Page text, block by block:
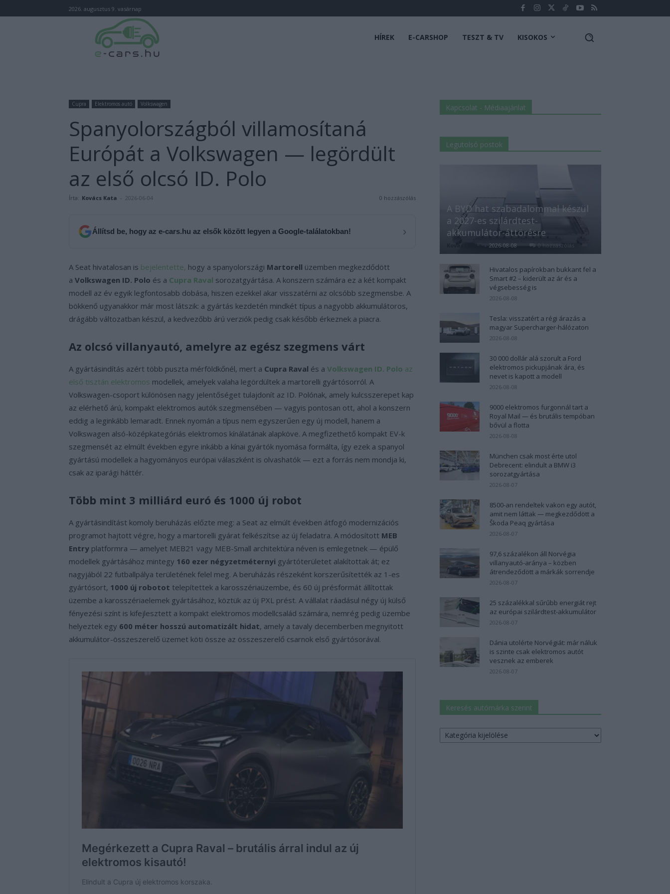
2026. augusztus 9. vasárnap
HÍREK E-CARSHOP TESZT & TV KISOKOS
Cupra Elektromos autó Volkswagen
Spanyolországból villamosítaná
Európát a Volkswagen — legördült
az első olcsó ID. Polo
Írta: Kovács Kata - 2026-06-04 0 hozzászólás
Állítsd be, hogy az e-cars.hu az elsők között legyen a Google-találatokban! ›
A Seat hivatalosan is bejelentette, hogy a spanyolországi Martorell üzemben megkezdődött
a Volkswagen ID. Polo és a Cupra Raval sorozatgyártása. A konszern számára ez a két kompakt
modell az év egyik legfontosabb dobása, hiszen ezekkel akar visszatérni az olcsóbb szegmensbe. A
bökkenő ugyanakkor már most látszik: a gyártás kezdetén mindkét típus a nagyobb akkumulátoros,
drágább változatban készül, a kedvezőbb árú verziók pedig csak később érkeznek a piacra.
Az olcsó villanyautó, amelyre az egész szegmens várt
A gyártásindítás azért több puszta mérföldkőnél, mert a Cupra Raval és a Volkswagen ID. Polo az
első tisztán elektromos modellek, amelyek valaha legördültek a martorelli gyártósorról. A
Volkswagen-csoport különösen nagy jelentőséget tulajdonít az ID. Polónak, amely kulcsszerepet kap
az elérhető árú, kompakt elektromos autók szegmensében — vagyis pontosan ott, ahol a konszern
eddig a leginkább lemaradt. Ennek nyomán a típus nem egyszerűen egy új modell, hanem a
Volkswagen alsó-középkategóriás elektromos kínálatának alapköve. A megfizethető kompakt EV-k
szegmensét az elmúlt években egyre inkább a kínai gyártók nyomása formálta, így ezek a spanyol
gyártású modellek a hagyományos európai válaszként is olvashatók — ezt a forrás nem mondja ki,
csak az iparági háttér.
Több mint 3 milliárd euró és 1000 új robot
A gyártásindítást komoly beruházás előzte meg: a Seat az elmúlt években átfogó modernizációs
programot hajtott végre, hogy a martorelli gyárat felkészítse az új feladatra. A módosított MEB
Entry platformra — amelyet MEB21 vagy MEB-Small architektúra néven is emlegetnek — épülő
modellek gyártásához mintegy 160 ezer négyzetméternyi gyártóterületet alakítottak át; ez
nagyjából 22 futballpálya területének felel meg. A beruházás részeként korszerűsítették az 1-es
gyártósort, 1000 új robotot telepítettek a karosszériaüzembe, és 60 új présformát állítottak
üzembe a karosszériaelemek gyártásához, köztük az új PXL prést. A vállalat ráadásul négy új külső
fényezési színt is kifejlesztett a kompakt elektromos modellcsalád számára, nemrég pedig üzembe
helyeztek egy 600 méter hosszú automatizált hidat, amely a tavaly decemberben megnyitott
akkumulátor-összeszerelő üzemet köti össze az összeszerelő csarnok első gyártósorával.
Kapcsolat - Médiaajánlat
Legutolsó postok
A BYD hat szabadalommal készül
a 2027-es szilárdtest-
akkumulátor-áttörésre
- 2026-08-08 0 hozzászólás
Hivatalos papírokban bukkant fel a
Smart #2 – kiderült az ár és a
végsebesség is
2026-08-08
Tesla: visszatért a régi árazás a
magyar Supercharger-hálózaton
2026-08-08
30 000 dollár alá szorult a Ford
elektromos pickupjának ára, és
nevet is kapott a modell
2026-08-08
9000 elektromos furgonnál tart a
Royal Mail — és brutális tempóban
bővül a flotta
2026-08-08
München csak most érte utol
Debrecent: elindult a BMW i3
sorozatgyártása
2026-08-07
8500-an rendeltek vakon egy autót,
amit nem láttak — megkezdődött a
Škoda Peaq gyártása
2026-08-07
97,6 százalékon áll Norvégia
villanyautó-aránya – közben
átrendeződött a márkák sorrendje
2026-08-07
25 százalékkal sűrűbb energiát rejt
az európai szilárdtest-akkumulátor
2026-08-07
Dánia utolérte Norvégiát: már náluk
is szinte csak elektromos autót
vesznek az emberek
2026-08-07
Keresés autómárka szerint
Keresés
autómárka